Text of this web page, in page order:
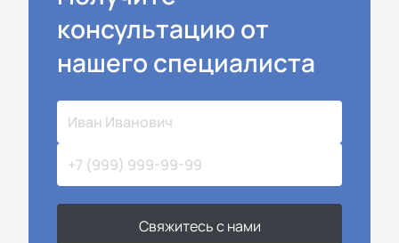
консультацию от
нашего специалиста
Свяжитесь с нами